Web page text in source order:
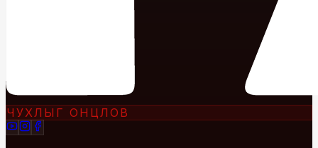
ЧУХЛЫГ ОНЦЛОВ